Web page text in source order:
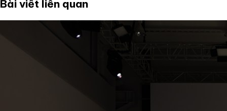
Bài viết liên quan